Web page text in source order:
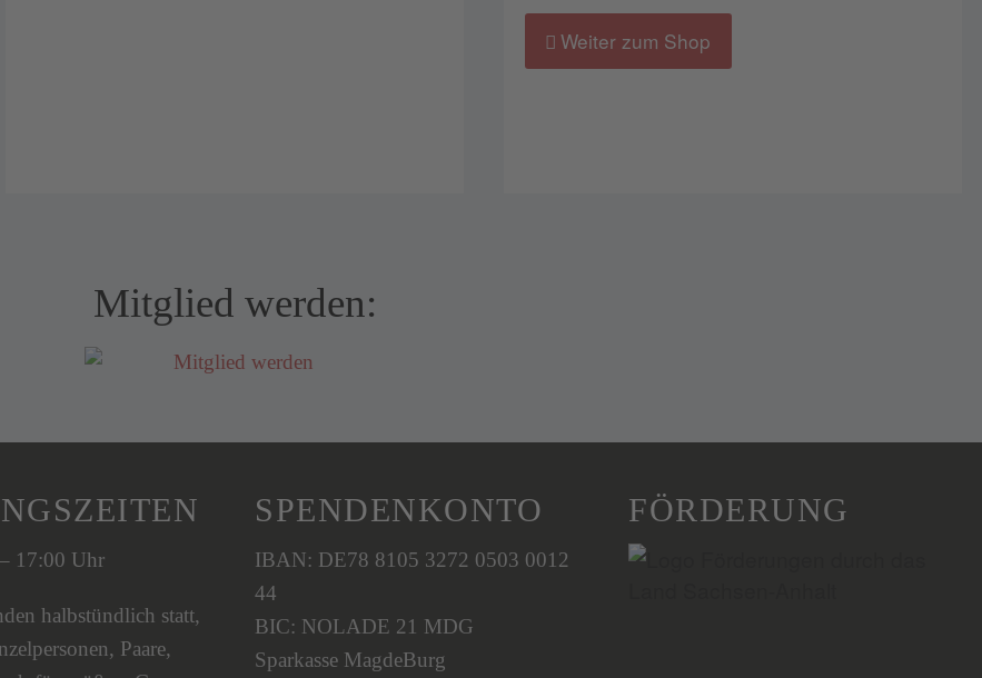
Weiter zum Shop
Mitglied werden:
17:00 Uhr
halbstündlich statt,
Paare,
SPENDENKONTO
IBAN: DE78 8105 3272 0503 0012
44
BIC: NOLADE 21 MDG
Sparkasse MagdeBurg
FÖRDERUNG